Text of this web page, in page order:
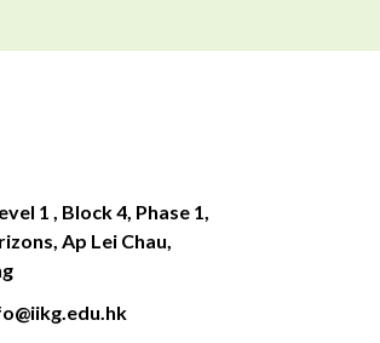
1 , Block 4, Phase 1,
Ap Lei Chau,